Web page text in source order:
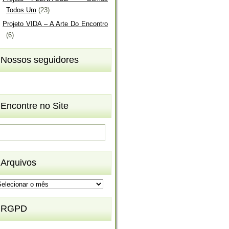
Todos Um (23)
Projeto VIDA – A Arte Do Encontro
(6)
Nossos seguidores
Encontre no Site
Arquivos
RGPD